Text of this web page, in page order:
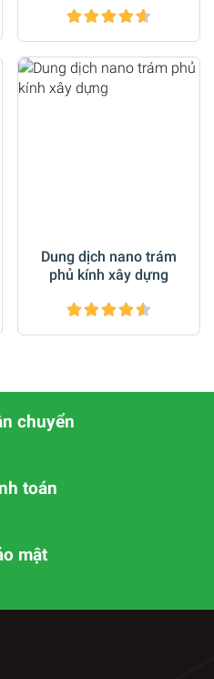
Dung dịch nano trám
phủ kính xây dựng
chuyển
toán
mật